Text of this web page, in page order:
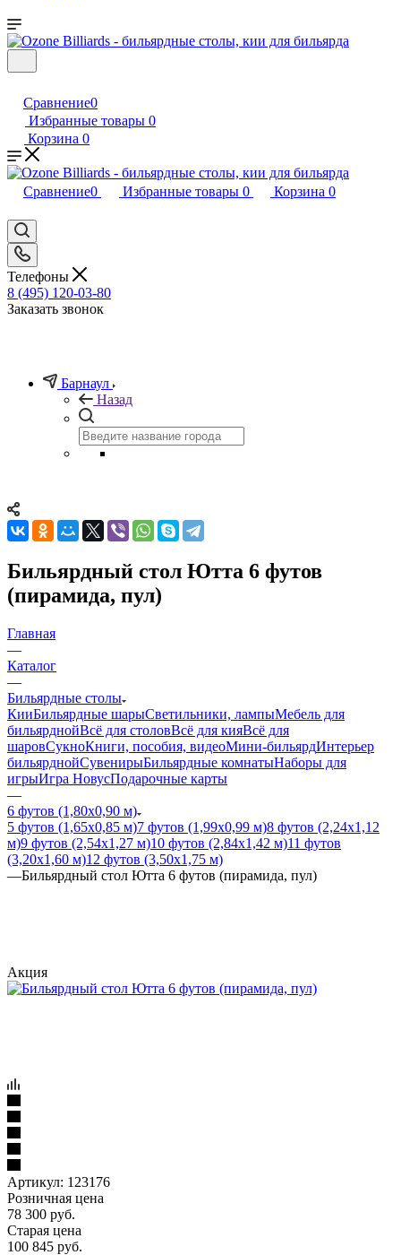
Сравнение0
Избранные товары 0
Корзина 0
Сравнение0 Избранные товары 0 Корзина 0
Телефоны
8 (495) 120-03-80
Заказать звонок
Барнаул
Назад
Бильярдный стол Ютта 6 футов
(пирамида, пул)
Главная
—
Каталог
—
Бильярдные столы
КииБильярдные шарыСветильники, лампыМебель для
бильярднойВсё для столовВсё для кияВсё для
шаровСукноКниги, пособия, видеоМини-бильярдИнтерьер
бильярднойСувенирыБильярдные комнатыНаборы для
игрыИгра НовусПодарочные карты
—
6 футов (1,80х0,90 м)
5 футов (1,65х0,85 м)7 футов (1,99х0,99 м)8 футов (2,24х1,12
м)9 футов (2,54х1,27 м)10 футов (2,84х1,42 м)11 футов
(3,20х1,60 м)12 футов (3,50х1,75 м)
—Бильярдный стол Ютта 6 футов (пирамида, пул)
Акция
Артикул: 123176
Розничная цена
78 300 руб.
Старая цена
100 845 руб.